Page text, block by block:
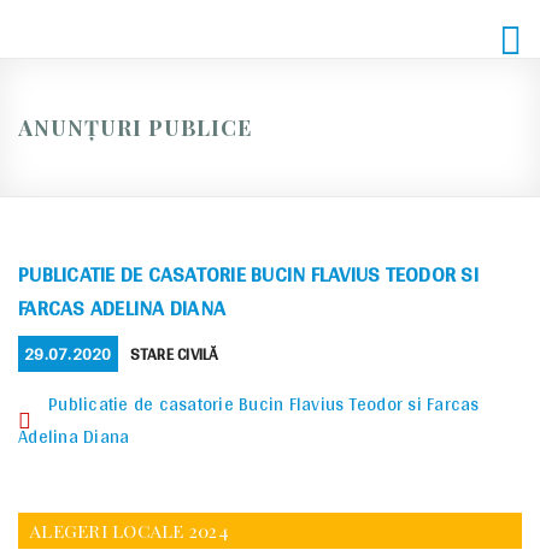
ANUNȚURI PUBLICE
PUBLICATIE DE CASATORIE BUCIN FLAVIUS TEODOR SI
FARCAS ADELINA DIANA
POSTED
ON
29.07.2020 CATEGORIES
STARE CIVILĂ
Publicatie de casatorie Bucin Flavius Teodor si Farcas
Adelina Diana
ALEGERI LOCALE 2024